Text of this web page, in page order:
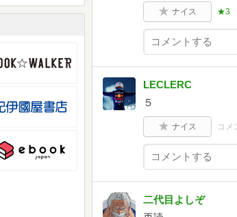
ナイス ★3
LECLERC
５
ナイス コメ
二代目よしぞ